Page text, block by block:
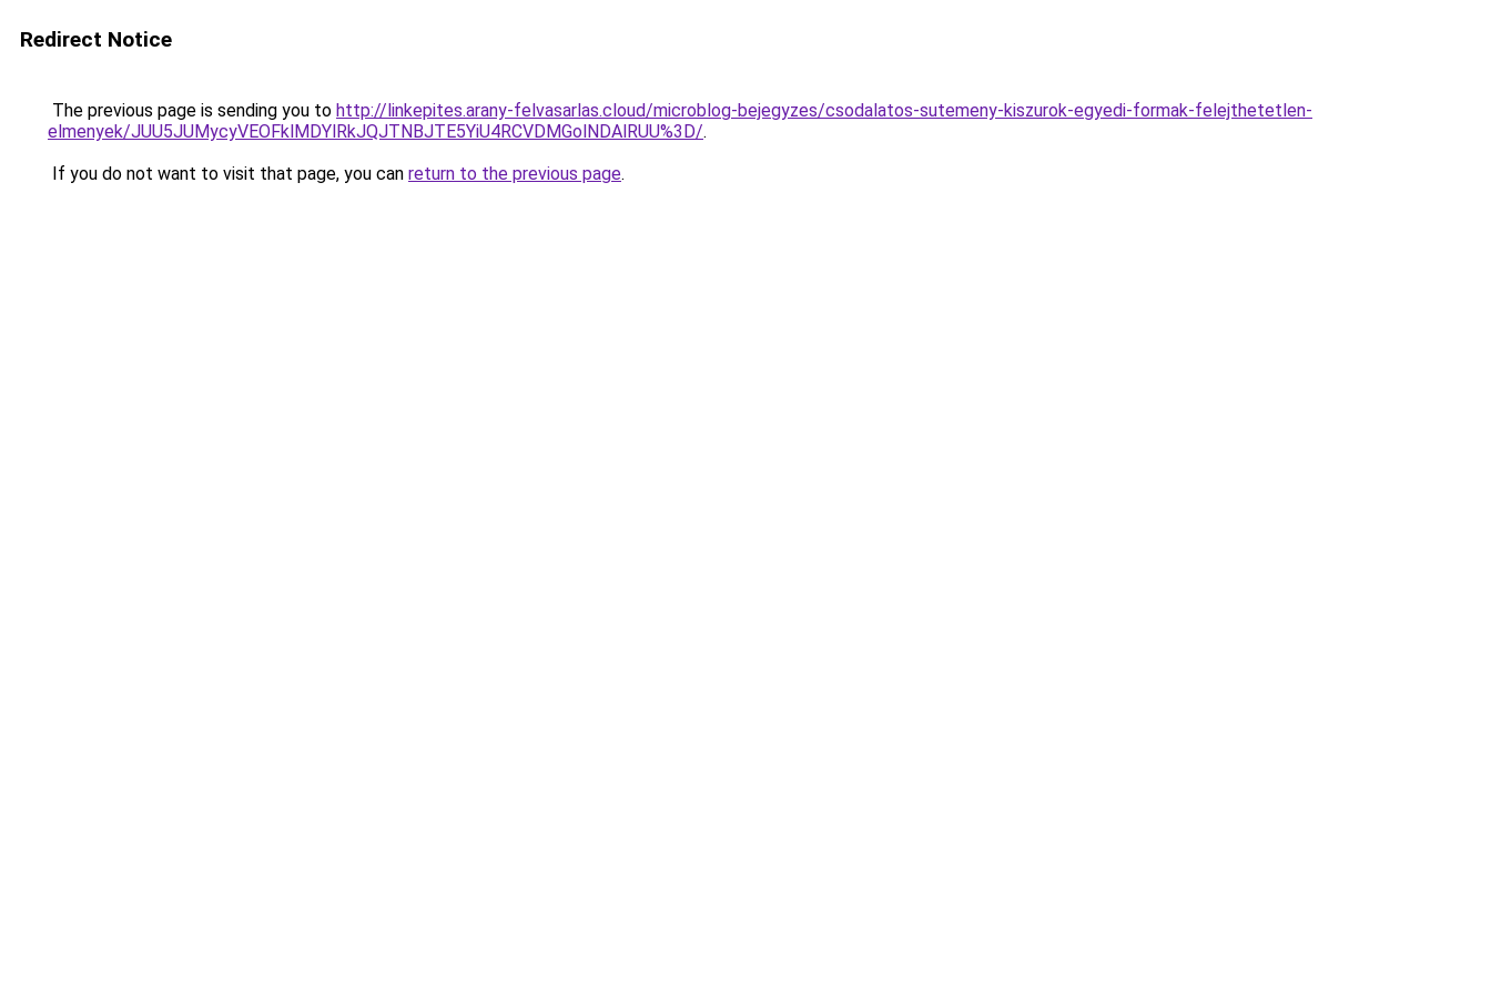
Redirect Notice
The previous page is sending you to http://linkepites.arany-felvasarlas.cloud/microblog-bejegyzes/csodalatos-sutemeny-kiszurok-egyedi-formak-felejthetetlen-
elmenyek/JUU5JUMycyVEOFklMDYlRkJQJTNBJTE5YiU4RCVDMGolNDAlRUU%3D/.
If you do not want to visit that page, you can return to the previous page.